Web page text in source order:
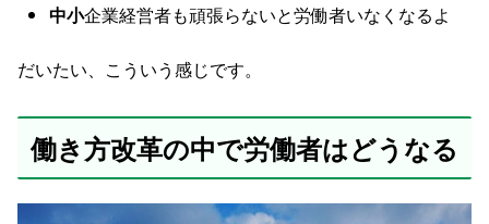
中小企業経営者も頑張らないと労働者いなくなるよ
だいたい、こういう感じです。
働き方改革の中で労働者はどうなる